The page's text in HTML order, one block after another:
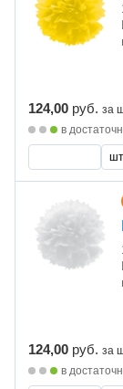
124,00 руб. за
в
124,00 руб. за
в